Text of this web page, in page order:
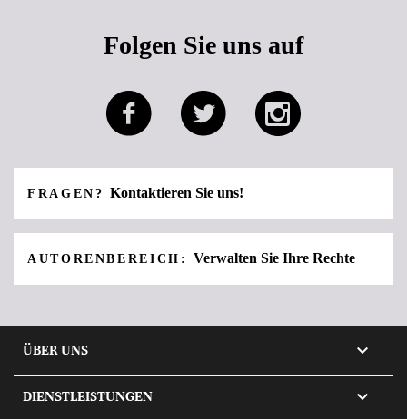
Folgen Sie uns auf
FRAGEN?Kontaktieren Sie uns!
AUTORENBEREICH:Verwalten Sie Ihre Rechte
ÜBER UNS 
DIENSTLEISTUNGEN 